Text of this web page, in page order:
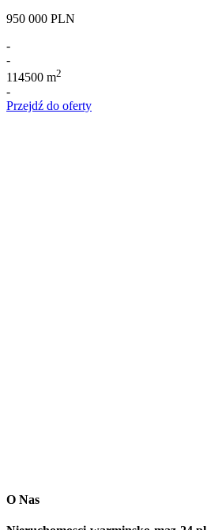
950 000 PLN
-
-
114500 m2
-
Przejdź do oferty
O Nas